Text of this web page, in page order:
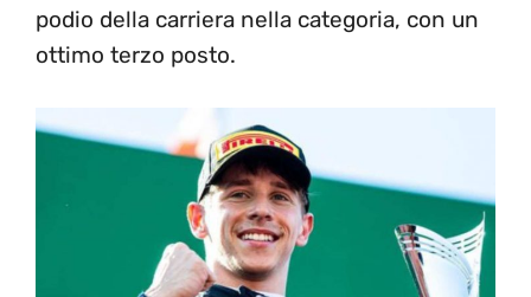
podio della carriera nella categoria, con un
ottimo terzo posto.